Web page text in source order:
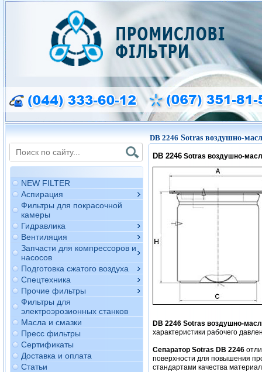
NEW FILTER
Аспирация
Фильтры для покрасочной
камеры
Гидравлика
Вентиляция
Запчасти для компрессоров и
насосов
Подготовка сжатого воздуха
Спецтехника
Прочие фильтры
Фильтры для
электроэрозионных станков
Масла и смазки
Пресс фильтры
Сертификаты
Доставка и оплата
Статьи
DB 2246 Sotras воздушно-
DB 2246Sotras воздушно-
DB 2246 Sotras воздушно-
характеристики рабочего
Сепаратор Sotras DB 2246
поверхности для повышения
стандартами качества